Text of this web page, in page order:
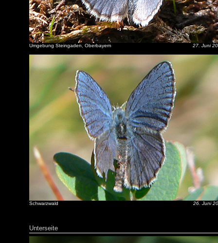
Umgebung Steingaden, Oberbayern 27. Juni
Schwarzwald 26. Juni
Unterseite